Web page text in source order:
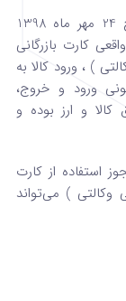
براساس نامه شماره 1398/29990/900 مورخ 24 مهر ماه 1398
کارت بازرگانی
) ، ورود کالا به
ورود و خروج،
و ارز بوده و
استفاده از کارت
وکالتی ) می‌تواند